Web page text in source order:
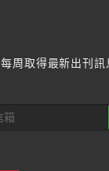
每周取得最新出刊